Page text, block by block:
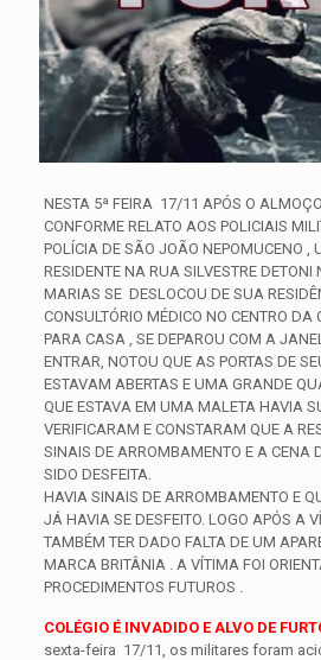
NESTA 5ª FEIRA 17/11 APÓS O
CONFORME RELATO AOS POLICIAIS
POLÍCIA DE SÃO JOÃO NEPOMUCENO ,
RESIDENTE NA RUA SILVESTRE DETONI
MARIAS SE DESLOCOU DE SUA
CONSULTÓRIO MÉDICO NO CENTRO DA
PARA CASA , SE DEPAROU COM A
ENTRAR, NOTOU QUE AS PORTAS DE
ESTAVAM ABERTAS E UMA GRANDE
QUE ESTAVA EM UMA MALETA HAVIA
VERIFICARAM E CONSTARAM QUE A
SINAIS DE ARROMBAMENTO E A CENA
SIDO DESFEITA.
HAVIA SINAIS DE ARROMBAMENTO E
JÁ HAVIA SE DESFEITO. LOGO APÓS A
TAMBÉM TER DADO FALTA DE UM
MARCA BRITÂNIA . A VÍTIMA FOI
PROCEDIMENTOS FUTUROS .
COLÉGIO É INVADIDO E ALVO DE
sexta-feira 17/11, os militares foram